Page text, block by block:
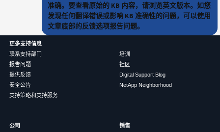
准确。要查看原始的 KB 内容，请浏览英文版本。如您
发现任何翻译错误或影响 KB 准确性的问题，可以使用
文章底部的反馈选项报告问题。
更多支持信息
联系支持部门
报告问题
提供反馈
安全公告
支持策略和支持服务
培训
社区
Digital Support Blog
NetApp Neighborhood
公司
销售